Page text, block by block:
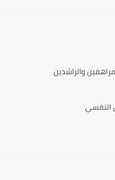
والراشدين
النفسي